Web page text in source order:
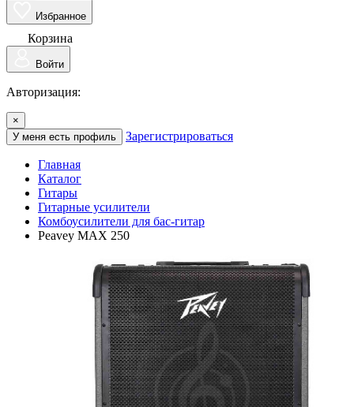
Избранное
Корзина
Войти
Авторизация:
×
У меня есть профиль
Зарегистрироваться
Главная
Каталог
Гитары
Гитарные усилители
Комбоусилители для бас-гитар
Peavey MAX 250